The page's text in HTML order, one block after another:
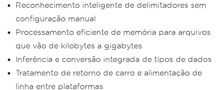
Reconhecimento inteligente de delimitadores sem
configuração manual
Processamento eficiente de memória para arquivos
que vão de kilobytes a gigabytes
Inferência e conversão integrada de tipos de dados
Tratamento de retorno de carro e alimentação de
linha entre plataformas